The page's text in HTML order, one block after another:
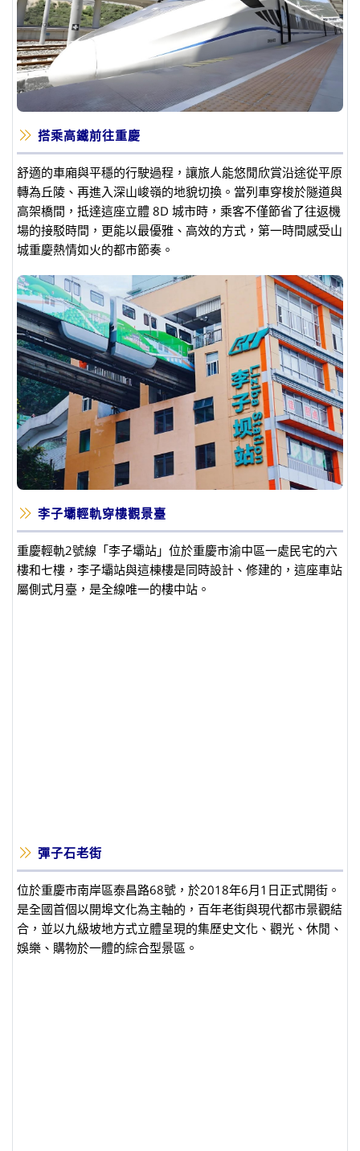
搭乘高鐵前往重慶
舒適的車廂與平穩的行駛過程，讓旅人能悠閒欣賞沿途從平原
轉為丘陵、再進入深山峻嶺的地貌切換。當列車穿梭於隧道與
高架橋間，抵達這座立體 8D 城市時，乘客不僅節省了往返機
場的接駁時間，更能以最優雅、高效的方式，第一時間感受山
城重慶熱情如火的都市節奏。
李子壩輕軌穿樓觀景臺
重慶輕軌2號線「李子壩站」位於重慶市渝中區一處民宅的六
樓和七樓，李子壩站與這棟樓是同時設計、修建的，這座車站
屬側式月臺，是全線唯一的樓中站。
彈子石老街
位於重慶市南岸區泰昌路68號，於2018年6月1日正式開街。
是全國首個以開埠文化為主軸的，百年老街與現代都市景觀結
合，並以九級坡地方式立體呈現的集歷史文化、觀光、休閒、
娛樂、購物於一體的綜合型景區。